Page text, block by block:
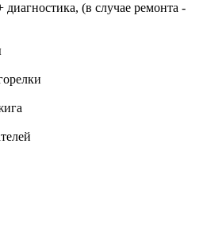
диагностика, (в случае ремонта -